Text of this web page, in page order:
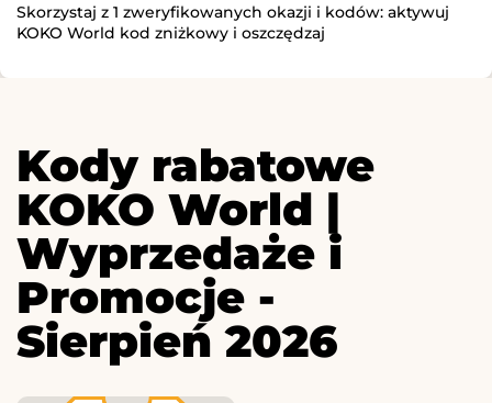
Skorzystaj z 1 zweryfikowanych okazji i kodów: aktywuj
KOKO World kod zniżkowy i oszczędzaj
Kody rabatowe
KOKO World |
Wyprzedaże i
Promocje -
Sierpień 2026